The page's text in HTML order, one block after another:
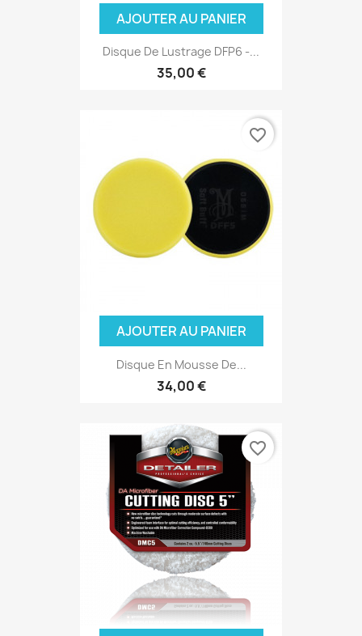
AJOUTER AU PANIER
Disque De Lustrage DFP6 -...
35,00 €
AJOUTER AU PANIER
Disque En Mousse De...
34,00 €
favorite_border
favorite_border